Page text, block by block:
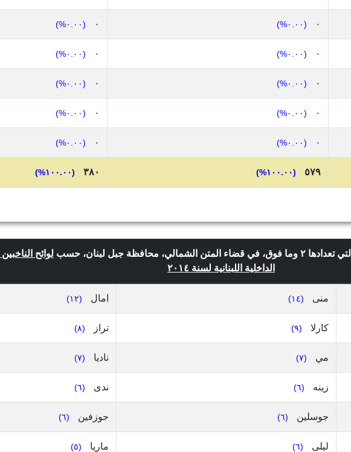
٠ (٠.٠٠%) ٠ (٠.٠٠%)
٠ (٠.٠٠%) ٠ (٠.٠٠%)
٠ (٠.٠٠%) ٠ (٠.٠٠%)
٠ (٠.٠٠%) ٠ (٠.٠٠%)
٠ (٠.٠٠%) ٠ (٠.٠٠%)
٥٧٩ (١٠٠.٠٠%) ٣٨٠ (١٠٠.٠٠%)
لوائح
الداخلية اللبنانية لسنة ٢٠١٤
منى (١٤) امال (١٢)
كارلا (٩) تراز (٨)
مي (٧) ناديا (٧)
زينه (٦) ندى (٦)
جوسلين (٦) جوزفين (٦)
ليلى (٦) ماريا (٥)